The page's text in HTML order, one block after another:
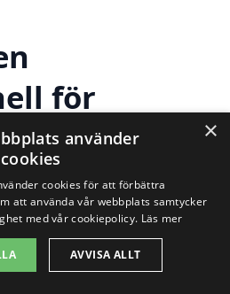
för
i andra
×
använder
cookies
cookies för att förbättra
att använda vår webbplats samtycker
med vår cookiepolicy. Läs mer
AVVISA ALLT